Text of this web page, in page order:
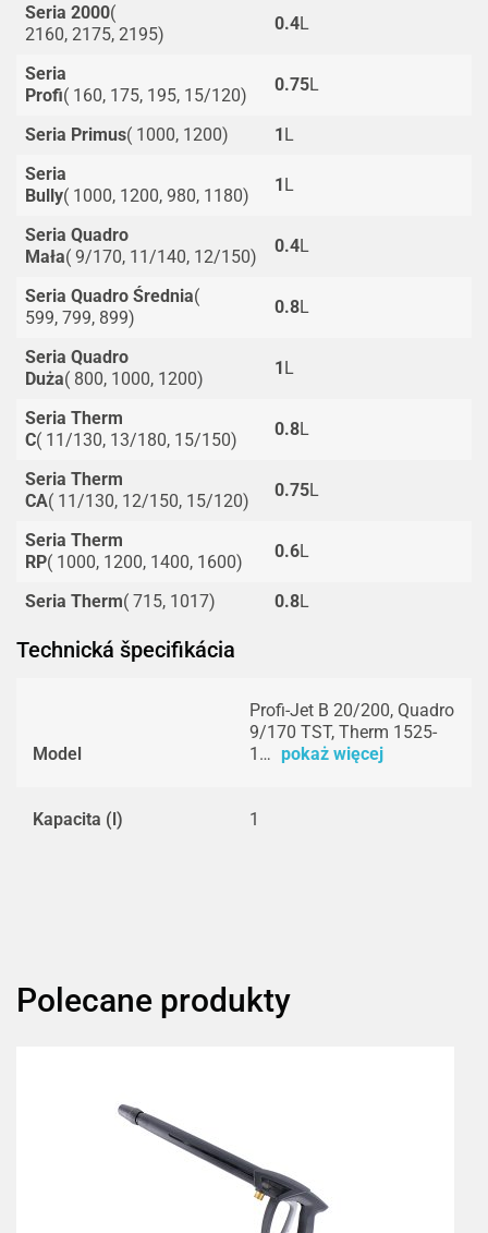
Seria 2000(
2160, 2175, 2195)
0.4L
Seria
Profi( 160, 175, 195, 15/120)
0.75L
Seria Primus( 1000, 1200) 1L
Seria
Bully( 1000, 1200, 980, 1180)
1L
Seria Quadro
Mała( 9/170, 11/140, 12/150)
0.4L
Seria Quadro Średnia(
599, 799, 899)
0.8L
Seria Quadro
Duża( 800, 1000, 1200)
1L
Seria Therm
C( 11/130, 13/180, 15/150)
0.8L
Seria Therm
CA( 11/130, 12/150, 15/120)
0.75L
Seria Therm
RP( 1000, 1200, 1400, 1600)
0.6L
Seria Therm( 715, 1017) 0.8L
Technická špecifikácia
Model
Profi-Jet B 20/200, Quadro
9/170 TST, Therm 1525-
1… pokaż więcej
Kapacita (l) 1
Polecane produkty